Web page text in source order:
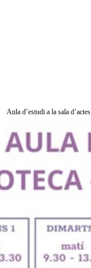
Aula d’estudi a la sala d’actes